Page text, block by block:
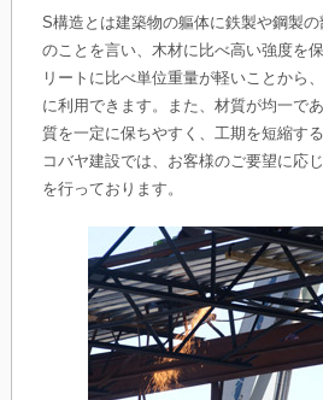
S構造とは建築物の軀体に鉄製や鋼製
のことを言い、木材に比べ高い強度を
リートに比べ単位重量が軽いことから
に利用できます。また、材質が均一で
質を一定に保ちやすく、工期を短縮す
コバヤ建設では、お客様のご要望に応
を行っております。